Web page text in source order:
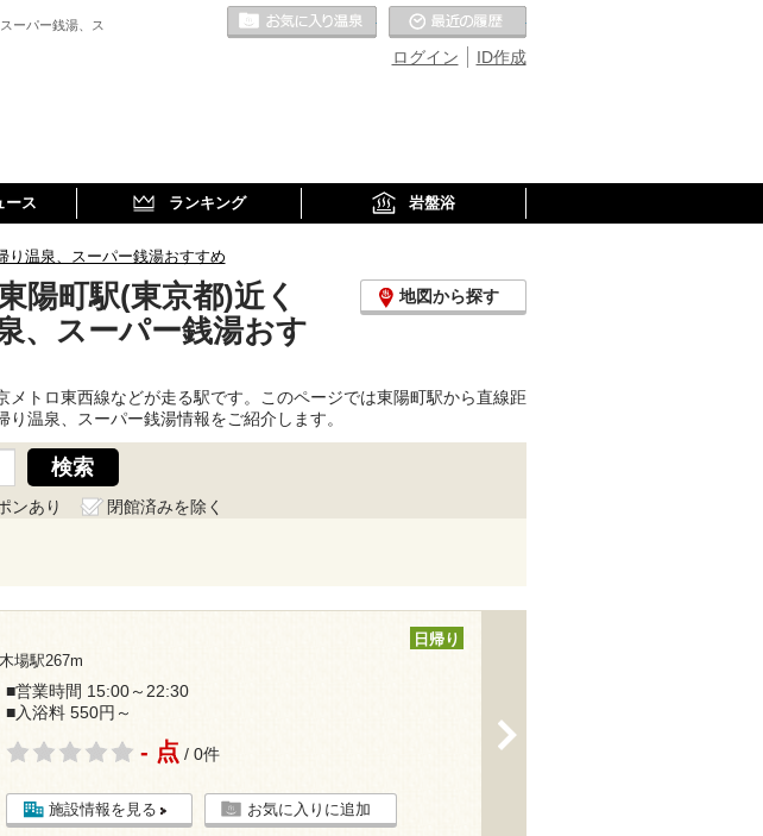
ーパー銭湯、ス
ID作成
ログイン
お気に入りの温泉
ース ランキング 岩盤浴
り温泉、スーパー銭湯おすすめ
陽町駅(東京都)近く
、スーパー銭湯おす
地図から探す
メトロ東西線などが走る駅です。このページでは東陽町駅から直線距
温泉、スーパー銭湯情報をご紹介します。
ンあり
閉館済みを除く
木場駅267m
日帰り
■営業時間 15:00～22:30
■入浴料 550円～
- 点 / 0件
施設情報を見る お気に入りに追加